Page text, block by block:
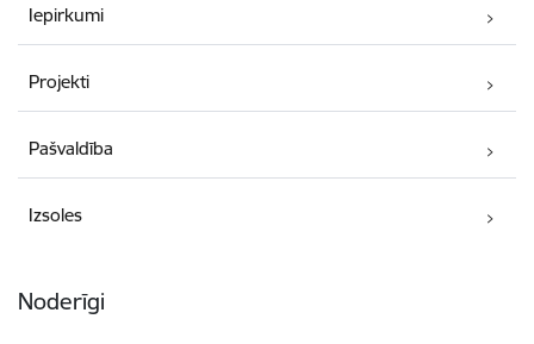
Iepirkumi
Projekti
Pašvaldība
Izsoles
Noderīgi